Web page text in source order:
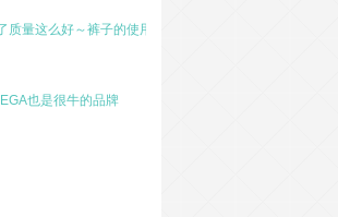
质量这么好～裤子的使用率高吗？
也是很牛的品牌